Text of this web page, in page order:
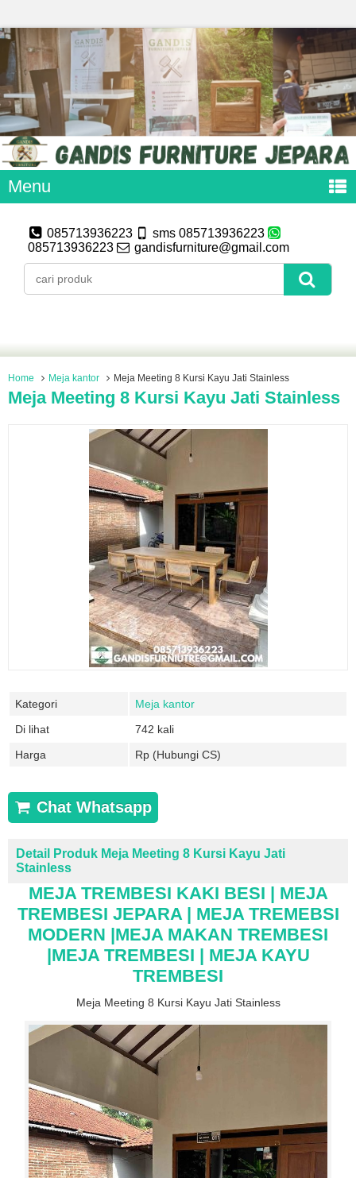
Menu
085713936223
sms 085713936223
085713936223
gandisfurniture@gmail.com
Home Meja kantor Meja Meeting 8 Kursi Kayu Jati Stainless
Meja Meeting 8 Kursi Kayu Jati Stainless
Kategori
Meja kantor
Di lihat
742 kali
Harga
Rp (Hubungi CS)
Chat Whatsapp
Detail Produk Meja Meeting 8 Kursi Kayu Jati
Stainless
MEJA TREMBESI KAKI BESI | MEJA
TREMBESI JEPARA | MEJA TREMEBSI
MODERN | MEJA MAKAN TREMBESI
|MEJA TREMBESI | MEJA KAYU
TREMBESI
Meja Meeting 8 Kursi Kayu Jati Stainless